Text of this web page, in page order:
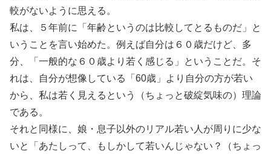
較がないように思える。
私は、５年前に「年齢というのは比較してとるものだ」と
いうことを言い始めた。例えば自分は６０歳だけど、多
分、「一般的な６０歳より若く感じる」ということだ。そ
れは、自分が想像している「60歳」より自分の方が若い
から、私は若く見えるという（ちょっと破綻気味の）理論
である。
それと同様に、娘・息子以外のリアル若い人が周りに少な
いと「あたしって、もしかして若いんじゃない？（ちょっ